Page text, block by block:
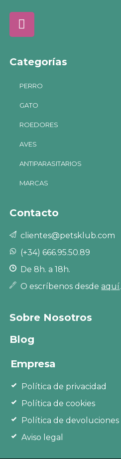
Categorías
PERRO
GATO
ROEDORES
AVES
ANTIPARASITARIOS
MARCAS
Contacto
clientes@petsklub.com
(+34) 666.95.50.89
De 8h. a 18h.
O escríbenos desdeaquí.
Sobre Nosotros
Blog
Empresa
Política de privacidad
Política de cookies
Política de devoluciones
Aviso legal